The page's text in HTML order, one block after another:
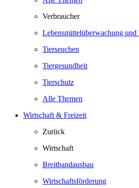
Verbraucher
Lebensmittelüberwachung und
Tierseuchen
Tiergesundheit
Tierschutz
Alle Themen
Wirtschaft & Freizeit
Zurück
Wirtschaft
Breitbandausbau
Wirtschaftsförderung